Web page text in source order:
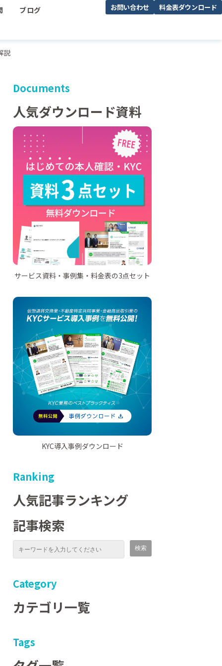
ブログ お問い合わせ 料金表ダウンロード
説
Documents
人気ダウンロード資料
サービス資料・事例集・料金表の3点セット
KYC導入事例ダウンロード
Ranking
人気記事ランキング
記事検索
Category
カテゴリ一覧
Tags